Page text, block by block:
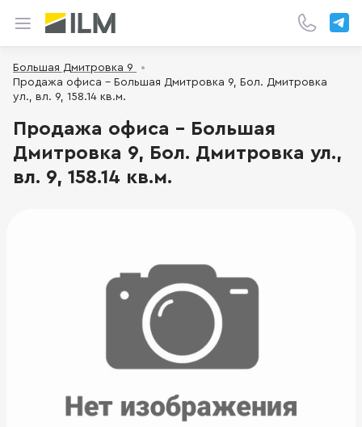
Большая Дмитровка 9
Продажа офиса - Большая Дмитровка 9, Бол. Дмитровка
ул., вл. 9, 158.14 кв.м.
Продажа офиса - Большая
Дмитровка 9, Бол. Дмитровка ул.,
вл. 9, 158.14 кв.м.